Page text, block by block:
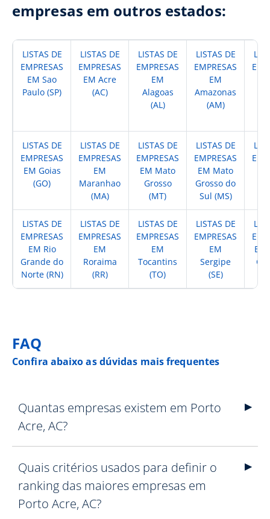
empresas em outros estados:
LISTAS DE
EMPRESAS
EM Sao
Paulo (SP)
LISTAS DE
EMPRESAS
EM Acre
(AC)
LISTAS DE
EMPRESAS
EM
Alagoas
(AL)
LISTAS DE
EMPRESAS
EM
Amazonas
(AM)
LISTAS DE
EMPRESAS
EM Goias
(GO)
LISTAS DE
EMPRESAS
EM
Maranhao
(MA)
LISTAS DE
EMPRESAS
EM Mato
Grosso
(MT)
LISTAS DE
EMPRESAS
EM Mato
Grosso do
Sul (MS)
LISTAS DE
EMPRESAS
EM Rio
Grande do
Norte (RN)
LISTAS DE
EMPRESAS
EM
Roraima
(RR)
LISTAS DE
EMPRESAS
EM
Tocantins
(TO)
LISTAS DE
EMPRESAS
EM
Sergipe
(SE)
EM
FAQ
Confira abaixo as dúvidas mais frequentes
Quantas empresas existem em Porto
Acre, AC?
Quais critérios usados para definir o
ranking das maiores empresas em
Porto Acre, AC?